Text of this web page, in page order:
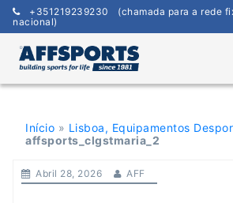
Skip
content
+351219239230 (chamada para a rede
nacional)
Início » Lisboa, Equipamentos
affsports_clgstmaria_2
Abril 28, 2026 AFF